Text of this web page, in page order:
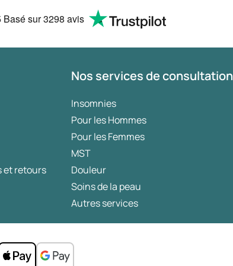
Basé sur3298 avis
et retours
Nos services de consultation
Insomnies
Pour les Hommes
Pour les Femmes
MST
Douleur
Soins de la peau
Autres services